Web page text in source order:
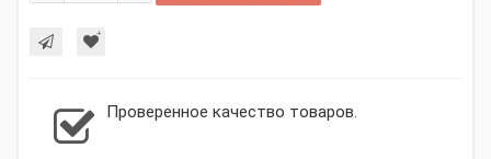
Проверенное качество товаров.